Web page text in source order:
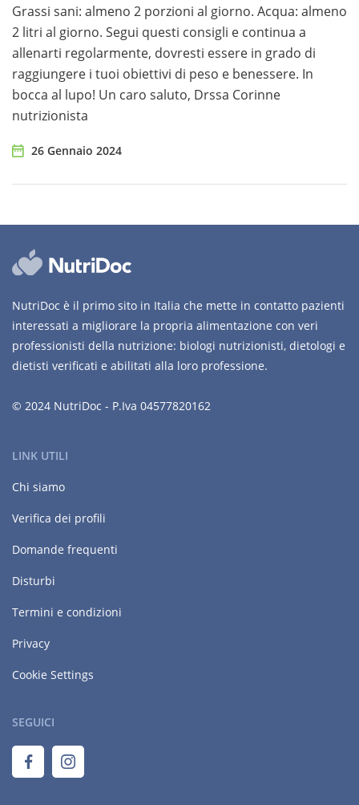
Grassi sani: almeno 2 porzioni al giorno. Acqua: almeno
2 litri al giorno. Segui questi consigli e continua a
allenarti regolarmente, dovresti essere in grado di
raggiungere i tuoi obiettivi di peso e benessere. In
bocca al lupo! Un caro saluto, Drssa Corinne
nutrizionista
26 Gennaio 2024
NutriDoc è il primo sito in Italia che mette in contatto pazienti
interessati a migliorare la propria alimentazione con veri
professionisti della nutrizione: biologi nutrizionisti, dietologi e
dietisti verificati e abilitati alla loro professione.
© 2024 NutriDoc - P.Iva 04577820162
LINK UTILI
Chi siamo
Verifica dei profili
Domande frequenti
Disturbi
Termini e condizioni
Privacy
Cookie Settings
SEGUICI